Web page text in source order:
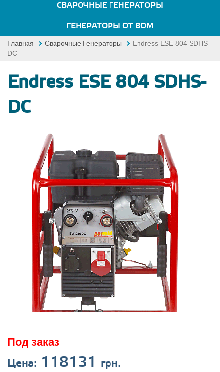
СВАРОЧНЫЕ ГЕНЕРАТОРЫ
ГЕНЕРАТОРЫ ОТ ВОМ
Главная Сварочные Генераторы
Endress ESE 804 SDHS-
DC
Endress ESE 804 SDHS-
DC
Под заказ
Цена: 118131 грн.